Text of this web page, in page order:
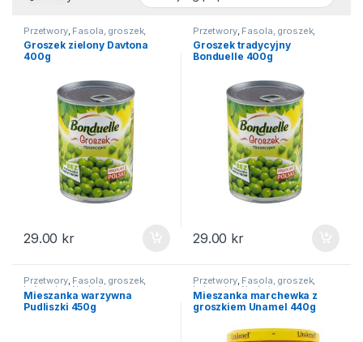
Przetwory, Fasola, groszek,
kukurydza , Na święta
Groszek zielony Davtona
400g
29.00 kr
Przetwory, Fasola, groszek,
kukurydza , Na święta
Groszek tradycyjny
Bonduelle 400g
29.00 kr
Przetwory, Fasola, groszek,
kukurydza, Na święta
Mieszanka warzywna
Pudliszki 450g
Przetwory, Fasola, groszek,
kukurydza, Na święta
Mieszanka marchewka z
groszkiem Unamel 440g